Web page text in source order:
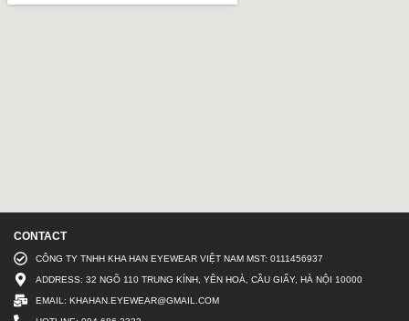
CONTACT
CÔNG TY TNHH KHA HAN EYEWEAR VIỆT NAM MST: 0111456937
ADDRESS: 32 NGÕ 110 TRUNG KÍNH, YÊN HOÀ, CẦU GIẤY, HÀ NỘI 10000
EMAIL: KHAHAN.EYEWEAR@GMAIL.COM